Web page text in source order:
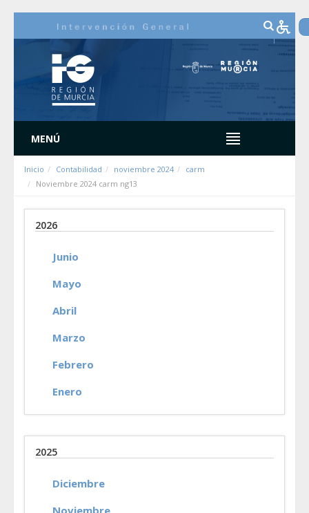
MENÚ
Inicio Contabilidad noviembre 2024
carm
Noviembre 2024 carm ng13
2026
Junio
Mayo
Abril
Marzo
Febrero
Enero
2025
Diciembre
Noviembre